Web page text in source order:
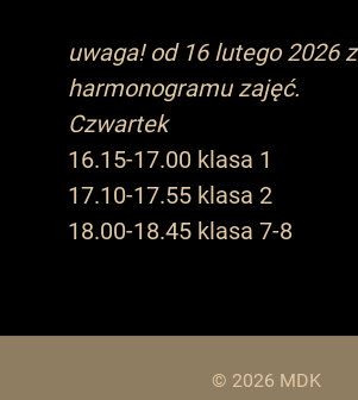
uwaga! od 16 lutego 2026
harmonogramu zajęć.
Czwartek
16.15-17.00 klasa 1
17.10-17.55 klasa 2
18.00-18.45 klasa 7-8
© 2026 MDK